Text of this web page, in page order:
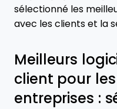
sélectionné les
avec les clients et la
Meilleurs
client pour
entreprises :